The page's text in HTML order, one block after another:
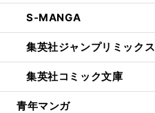
S-MANGA
集英社ジャンプリミックス
集英社コミック文庫
青年マンガ